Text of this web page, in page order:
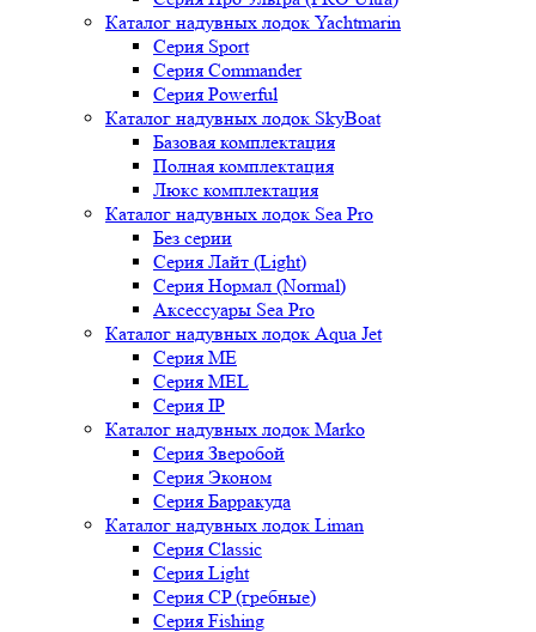
Каталог надувных лодок Yachtmarin
Серия Sport
Серия Commander
Серия Powerful
Каталог надувных лодок SkyBoat
Базовая комплектация
Полная комплектация
Люкс комплектация
Каталог надувных лодок Sea Pro
Без серии
Серия Лайт (Light)
Серия Нормал (Normal)
Аксессуары Sea Pro
Каталог надувных лодок Aqua Jet
Серия ME
Серия MEL
Серия IP
Каталог надувных лодок Marko
Серия Зверобой
Серия Эконом
Серия Барракуда
Каталог надувных лодок Liman
Серия Classic
Серия Light
Серия CP (гребные)
Серия Fishing